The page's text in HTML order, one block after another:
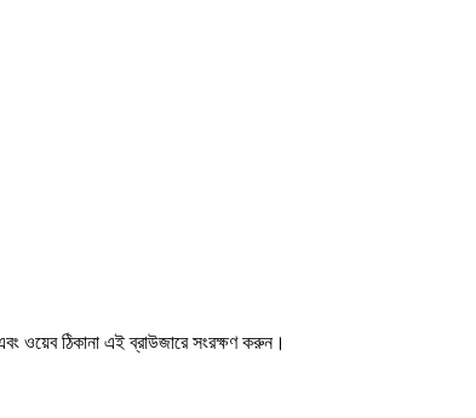
ওয়েব ঠিকানা এই ব্রাউজারে সংরক্ষণ করুন।